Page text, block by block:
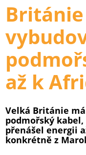
až k
Velká Británie
podmořský
přenášel energii
konkrétně z